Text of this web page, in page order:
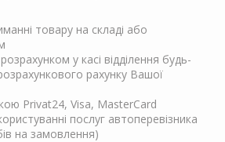
товару на складі або
у касі відділення будь-
рахунку Вашої
Privat24, Visa, MasterCard
послуг автоперевізника
на замовлення)